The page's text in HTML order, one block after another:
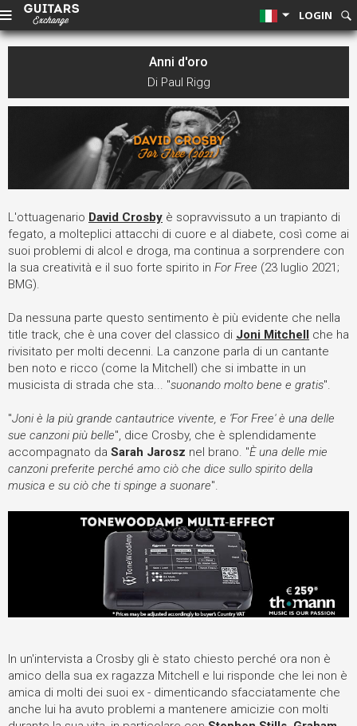
LOGIN
Anni d'oro
Di Paul Rigg
L'ottuagenario David Crosby è sopravvissuto a un trapianto di
fegato, a molteplici attacchi di cuore e al diabete, così come ai
suoi problemi di alcol e droga, ma continua a sorprendere con
la sua creatività e il suo forte spirito in For Free (23 luglio 2021;
BMG).
Da nessuna parte questo sentimento è più evidente che nella
title track, che è una cover del classico di Joni Mitchell
che ha
rivisitato per molti decenni. La canzone parla di un cantante
ben noto e ricco (come la Mitchell) che si imbatte in un
musicista di strada che sta... "suonando molto bene e gratis".
"Joni è la più grande cantautrice vivente, e 'For Free' è una delle
sue canzoni più belle", dice Crosby, che è splendidamente
accompagnato da Sarah Jarosz nel brano. "È una delle mie
canzoni preferite perché amo ciò che dice sullo spirito della
musica e su ciò che ti spinge a suonare".
In un'intervista a Crosby gli è stato chiesto perché ora non è
amico della sua ex ragazza Mitchell e lui risponde che lei non è
amica di molti dei suoi ex - dimenticando sfacciatamente che
anche lui ha avuto problemi a mantenere amicizie con molti